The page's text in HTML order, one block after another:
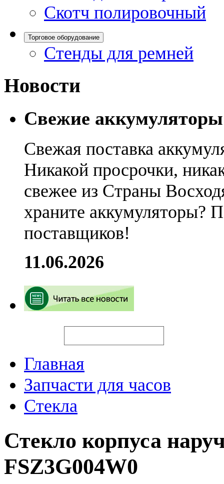
Скотч полировочный
Торговое оборудование
Стенды для ремней
Новости
Свежие
Свежая поставка
Никакой просрочки,
свежее из Страны
храните аккумуляторы?
поставщиков!
11.06.2026
Главная
Запчасти для часов
Стекла
Стекло корпуса
FSZ3G004W0